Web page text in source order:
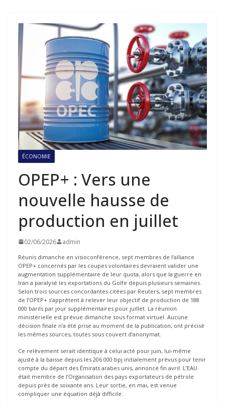
ÉCONOMIE
OPEP+ : Vers une
nouvelle hausse de
production en juillet
02/06/2026 admin
Réunis dimanche en visioconférence, sept membres de l’alliance
OPEP+ concernés par les coupes volontaires devraient valider une
augmentation supplémentaire de leur quota, alors que la guerre en
Iran a paralysé les exportations du Golfe depuis plusieurs semaines.
Selon trois sources concordantes citées par Reuters, sept membres
de l’OPEP+ s’apprêtent à relever leur objectif de production de 188
000 barils par jour supplémentaires pour juillet. La réunion
ministérielle est prévue dimanche sous format virtuel. Aucune
décision finale n’a été prise au moment de la publication, ont précisé
les mêmes sources, toutes sous couvert d’anonymat.
Ce relèvement serait identique à celui acté pour juin, lui-même
ajusté à la baisse depuis les 206 000 bpj initialement prévus pour tenir
compte du départ des Émirats arabes unis, annoncé fin avril. L’EAU
était membre de l’Organisation des pays exportateurs de pétrole
depuis près de soixante ans. Leur sortie, en mai, est venue
compliquer une équation déjà difficile.